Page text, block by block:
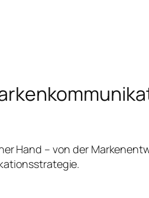
Hand – von der